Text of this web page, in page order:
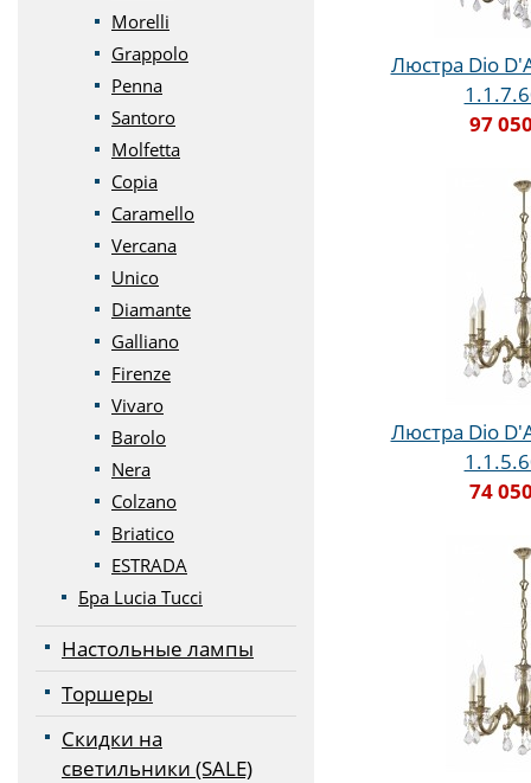
Morelli
Grappolo
Penna
Santoro
Molfetta
Copia
Caramello
Vercana
Unico
Diamante
Galliano
Firenze
Vivaro
Barolo
Nera
Colzano
Briatico
ESTRADA
Бра Lucia Tucci
Настольные лампы
Торшеры
Скидки на
светильники (SALE)
Люстра Dio
97
Люстра Dio
74